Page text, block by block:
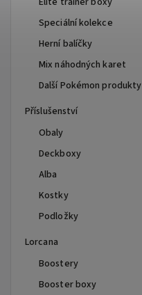
Speciální kolekce
Herní balíčky
Mix náhodných karet
Další Pokémon produkty
Příslušenství
Obaly
Deckboxy
Alba
Kostky
Podložky
Lorcana
Boostery
Booster boxy